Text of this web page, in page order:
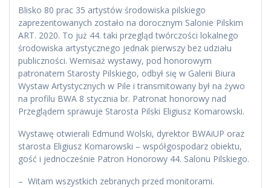
Blisko 80 prac 35 artystów środowiska pilskiego
zaprezentowanych zostało na dorocznym Salonie Pilskim
ART. 2020. To już 44. taki przegląd twórczości lokalnego
środowiska artystycznego jednak pierwszy bez udziału
publiczności. Wernisaż wystawy, pod honorowym
patronatem Starosty Pilskiego, odbył się w Galerii Biura
Wystaw Artystycznych w Pile i transmitowany był na żywo
na profilu BWA 8 stycznia br. Patronat honorowy nad
Przeglądem sprawuje Starosta Pilski Eligiusz Komarowski.
Wystawę otwierali Edmund Wolski, dyrektor BWAiUP oraz
starosta Eligiusz Komarowski – współgospodarz obiektu,
gość i jednocześnie Patron Honorowy 44. Salonu Pilskiego.
– Witam wszystkich zebranych przed monitorami.